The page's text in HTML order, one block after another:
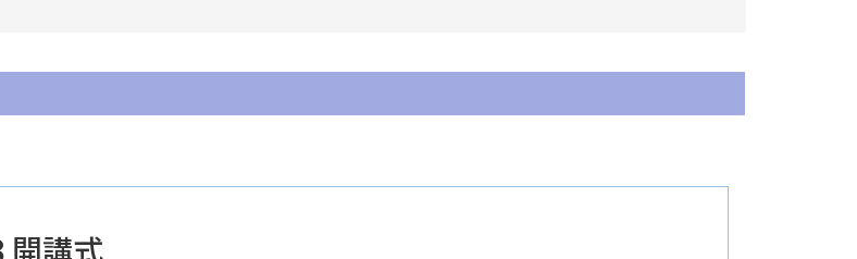
講式